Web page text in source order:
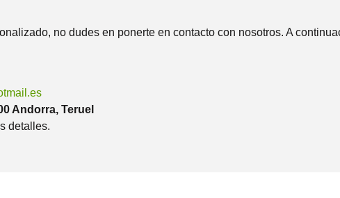
no dudes en ponerte en contacto con nosotros. A
Andorra, Teruel
detalles.